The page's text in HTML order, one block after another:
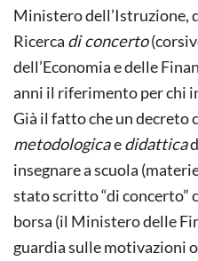
Ministero dell’Istruzione,
Ricerca di concerto
dell’Economia e delle
anni il riferimento per chi
Già il fatto che un decreto
metodologicaedidattica
insegnare a scuola
stato scritto “di concerto”
borsa (il Ministero delle
guardia sulle motivazioni